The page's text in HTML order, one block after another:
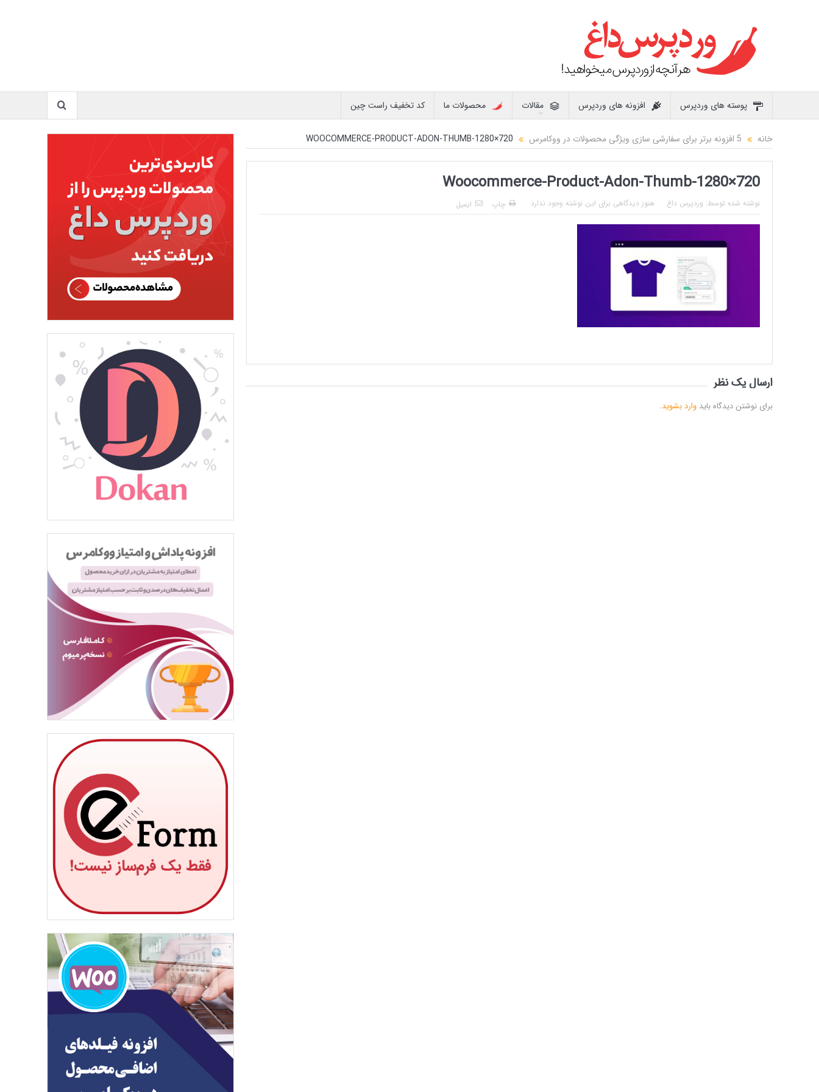
پوسته های وردپرس افزونه های وردپرس مقالات محصولات ما کد تخفیف راست چین
خانه 5 افزونه برتر برای سفارشی سازی ویژگی محصولات در ووکامرس WOOCOMMERCE-PRODUCT-ADON-THUMB-1280×720
Woocommerce-Product-Adon-Thumb-1280×720
نوشته شده توسط: وردپرس داغ هنوز دیدگاهی برای این نوشته وجود ندارد چاپ ایمیل
ارسال یک نظر
برای نوشتن دیدگاه بایدوارد بشوید.